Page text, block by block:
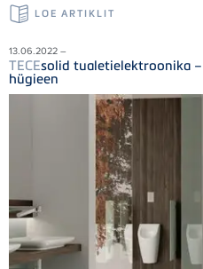
LOE ARTIKLIT
13.06.2022 –
TECEsolid tualetielektroonika
hügieen